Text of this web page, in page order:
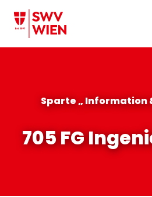
Zum Hauptinhalt
Sparte „ Information
705 FG